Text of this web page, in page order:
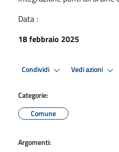
Data :
18 febbraio 2025
Condividi Vedi azioni
Categorie:
Comune
Argomenti: